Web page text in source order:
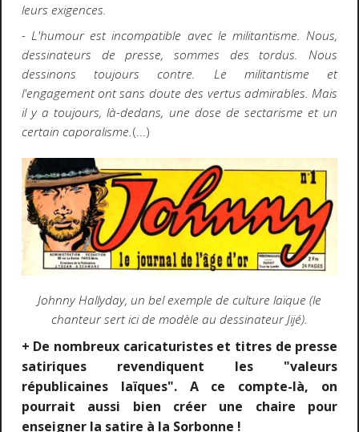
leurs exigences.
- L'humour est incompatible avec le militantisme. Nous,
dessinateurs de presse, sommes des tordus. Nous
dessinons toujours contre. Le militantisme et
l'engagement ont sans doute des vertus admirables. Mais
il y a toujours, là-dedans, une dose de sectarisme et un
certain caporalisme.(...)
Johnny Hallyday, un bel exemple de culture laïque (le
chanteur sert ici de modèle au dessinateur Jijé).
+ De nombreux caricaturistes et titres de presse
satiriques revendiquent les "valeurs
républicaines laïques". A ce compte-là, on
pourrait aussi bien créer une chaire pour
enseigner la satire à la Sorbonne !